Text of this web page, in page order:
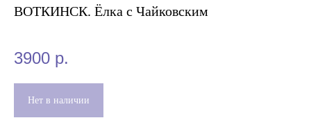
ВОТКИНСК. Ёлка с Чайковским
3900 р.
Нет в наличии